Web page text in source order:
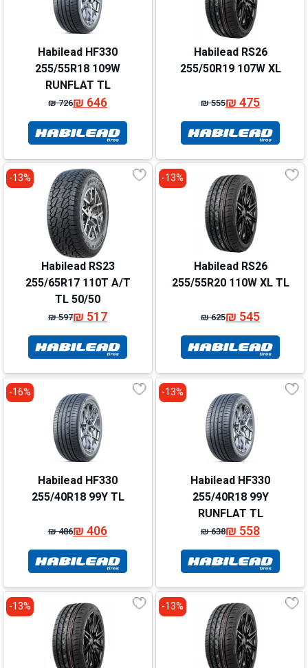
Habilead RS26
255/50R19 107W XL
₪555
המחיר
המקורי
היה:
₪ 555.
₪475 המחיר
הנוכחי
הוא:
₪ 475.
Habilead HF330
255/55R18 109W
RUNFLAT TL
₪726
המחיר
המקורי
היה:
₪ 726.
₪646 המחיר
הנוכחי
הוא:
₪ 646.
13%-
Habilead RS26
255/55R20 110W XL TL
₪625
המחיר
המקורי
היה:
₪ 625.
₪545 המחיר
הנוכחי
הוא:
₪ 545.
13%-
Habilead RS23
255/65R17 110T A/T
TL 50/50
₪597
המחיר
המקורי
היה:
₪ 597.
₪517 המחיר
הנוכחי
הוא:
₪ 517.
13%-
Habilead HF330
255/40R18 99Y
RUNFLAT TL
₪638
המחיר
המקורי
היה:
₪ 638.
₪558 המחיר
הנוכחי
הוא:
₪ 558.
16%-
Habilead HF330
255/40R18 99Y TL
₪486
המחיר
המקורי
היה:
₪ 486.
₪406 המחיר
הנוכחי
הוא:
₪ 406.
13%-
13%-